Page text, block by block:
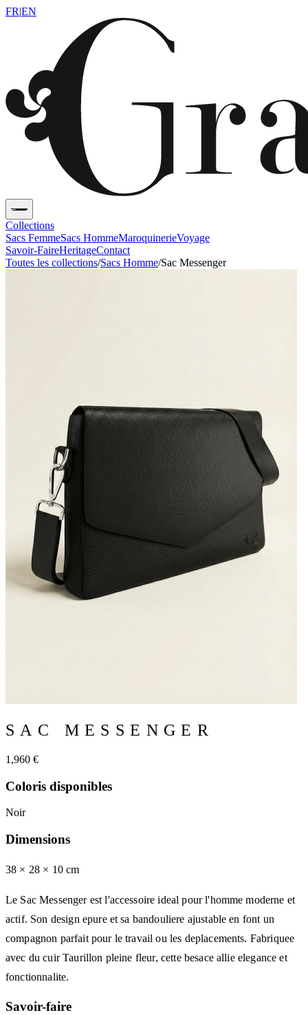
FR|EN
Collections
Sacs FemmeSacs HommeMaroquinerieVoyage
Savoir-FaireHeritageContact
Toutes les collections/Sacs Homme/Sac Messenger
SAC MESSENGER
1,960 €
Coloris disponibles
Noir
Dimensions
38 × 28 × 10cm
Le Sac Messenger est l'accessoire ideal pour l'homme moderne et
actif. Son design epure et sa bandouliere ajustable en font un
compagnon parfait pour le travail ou les deplacements. Fabriquee
avec du cuir Taurillon pleine fleur, cette besace allie elegance et
fonctionnalite.
Savoir-faire